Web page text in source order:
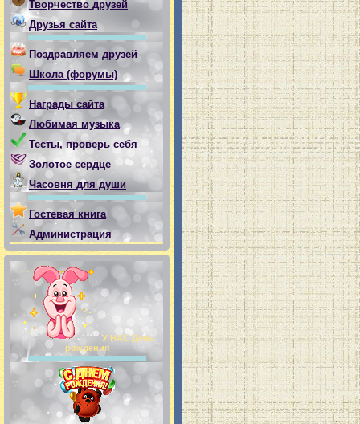
Творчество друзей
Друзья сайта
Поздравляем друзей
Школа (форумы)
Награды сайта
Любимая музыка
Тесты, проверь себя
Золотое сердце
Часовня для души
Гостевая книга
Администрация
У НАС День
рождения